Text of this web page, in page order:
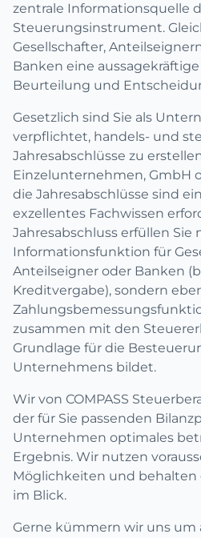
zentrale Informationsquelle
Steuerungsinstrument.
Gesellschafter,
Banken eine
Beurteilung und
Gesetzlich sind Sie als
verpflichtet, handels- und
Jahresabschlüsse zu
Einzelunternehmen, GmbH
die Jahresabschlüsse sind
exzellentes Fachwissen
Jahresabschluss erfüllen Sie
Informationsfunktion für
Anteilseigner oder Banken
Kreditvergabe), sondern
zusammen mit den
Grundlage für die
Unternehmens bildet.
Wir von COMPASS
der für Sie passenden
Unternehmen optimales
Ergebnis. Wir nutzen
Möglichkeiten und behalten
im Blick.
Gerne kümmern wir uns